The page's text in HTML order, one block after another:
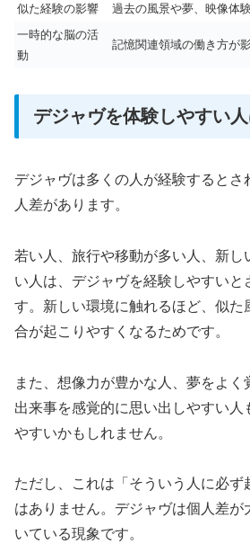
似た経験の影響
過去の風景や夢、映像体
一時的な脳の活
動
記憶関連領域の働き方が
デジャヴを体験しやすい
デジャヴは多くの人が経験するとさ
人差があります。
若い人、旅行や移動が多い人、新し
い人は、デジャヴを経験しやすいと
す。新しい環境に触れるほど、似た
合が起こりやすくなるためです。
また、想像力が豊かな人、夢をよ
出来事を感覚的に思い出しやすい人
やすいかもしれません。
ただし、これは「そういう人に必ず
はありません。デジャヴは個人差が
いている現象です。